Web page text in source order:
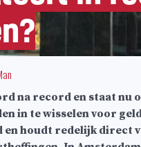
na record en staat nu
in te wisselen voor
houdt redelijk direct